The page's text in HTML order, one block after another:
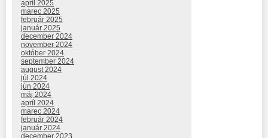
apríl 2025
marec 2025
február 2025
január 2025
december 2024
november 2024
október 2024
september 2024
august 2024
júl 2024
jún 2024
máj 2024
apríl 2024
marec 2024
február 2024
január 2024
december 2023